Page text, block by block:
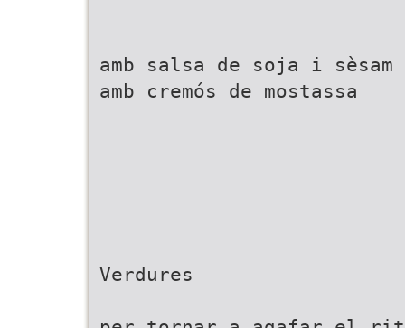
amb salsa de soja i sèsam
amb cremós de mostassa
Verdures